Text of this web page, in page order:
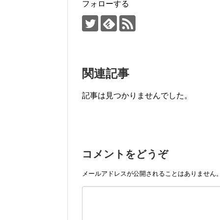
k
フォローする
関連記事
記事は見つかりませんでした。
コメントをどうぞ
メールアドレスが公開されることはありません